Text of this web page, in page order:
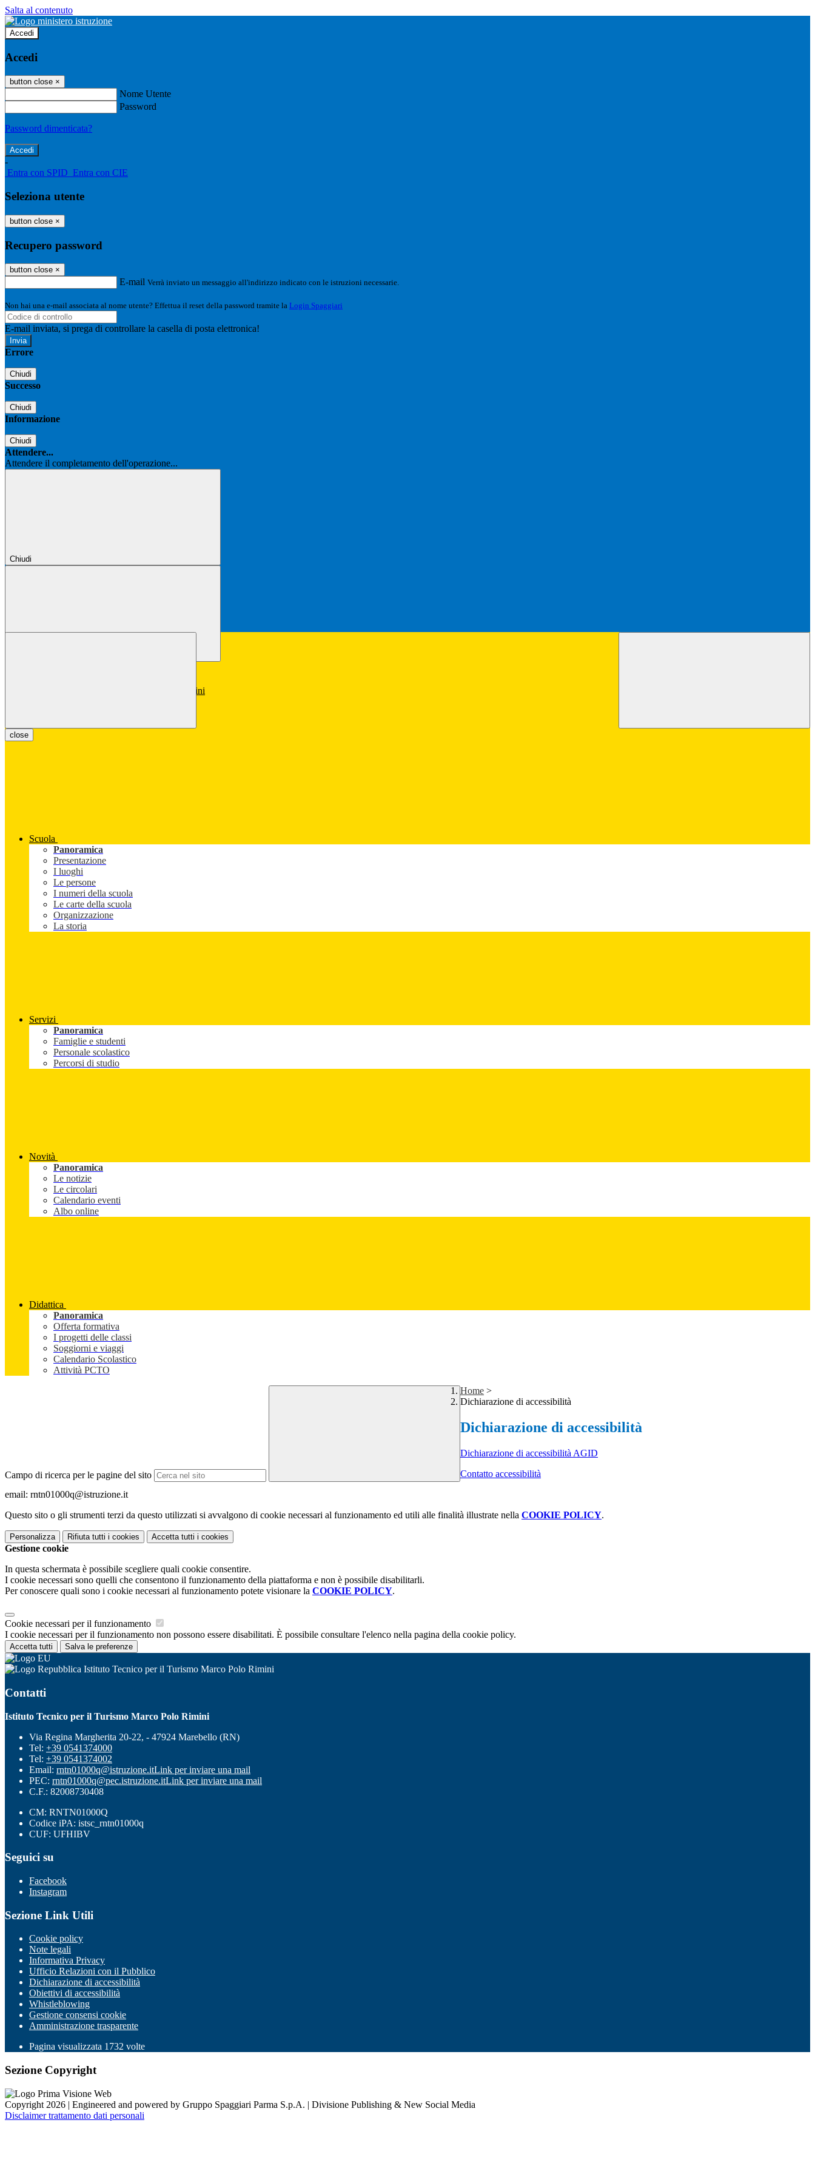
Salta al contenuto
Accedi
Accedi
button close ×
Nome Utente
Password
Password dimenticata?
-
Entra con SPID Entra con CIE
Seleziona utente
button close ×
Recupero password
button close ×
E-mail Verrà inviato un messaggio all'indirizzo indicato con le istruzioni necessarie.
Non hai una e-mail associata al nome utente? Effettua il reset della password tramite la Login Spaggiari
E-mail inviata, si prega di controllare la casella di posta elettronica!
Errore
Chiudi
Successo
Chiudi
Informazione
Chiudi
Attendere...
Attendere il completamento dell'operazione...
Chiudi
close
Scuola
Panoramica
Presentazione
I luoghi
Le persone
I numeri della scuola
Le carte della scuola
Organizzazione
La storia
Servizi
Panoramica
Famiglie e studenti
Personale scolastico
Percorsi di studio
Novità
Panoramica
Le notizie
Le circolari
Calendario eventi
Albo online
Didattica
Panoramica
Offerta formativa
I progetti delle classi
Soggiorni e viaggi
Calendario Scolastico
Attività PCTO
Campo di ricerca per le pagine del sito
Home >
Dichiarazione di accessibilità
Dichiarazione di accessibilità
Dichiarazione di accessibilità AGID
Contatto accessibilità
email: rntn01000q@istruzione.it
Questo sito o gli strumenti terzi da questo utilizzati si avvalgono di cookie necessari al funzionamento ed utili alle finalità illustrate nella COOKIE POLICY.
Personalizza Rifiuta tutti i cookies Accetta tutti i cookies
Gestione cookie
In questa schermata è possibile scegliere quali cookie consentire.
I cookie necessari sono quelli che consentono il funzionamento della piattaforma e non è possibile disabilitarli.
Per conoscere quali sono i cookie necessari al funzionamento potete visionare la COOKIE POLICY.
Cookie necessari per il funzionamento
I cookie necessari per il funzionamento non possono essere disabilitati. È possibile consultare l'elenco nella pagina della cookie policy.
Accetta tutti Salva le preferenze
Istituto Tecnico per il Turismo Marco Polo Rimini
Contatti
Istituto Tecnico per il Turismo Marco Polo Rimini
Via Regina Margherita 20-22, - 47924 Marebello (RN)
Tel: +39 0541374000
Tel: +39 0541374002
Email: rntn01000q@istruzione.itLink per inviare una mail
PEC: rntn01000q@pec.istruzione.itLink per inviare una mail
C.F.: 82008730408
CM: RNTN01000Q
Codice iPA: istsc_rntn01000q
CUF: UFHIBV
Seguici su
Facebook
Instagram
Sezione Link Utili
Cookie policy
Note legali
Informativa Privacy
Ufficio Relazioni con il Pubblico
Dichiarazione di accessibilità
Obiettivi di accessibilità
Whistleblowing
Gestione consensi cookie
Amministrazione trasparente
Pagina visualizzata 1732 volte
Sezione Copyright
Copyright 2026 | Engineered and powered by Gruppo Spaggiari Parma S.p.A. | Divisione Publishing & New Social Media
Disclaimer trattamento dati personali